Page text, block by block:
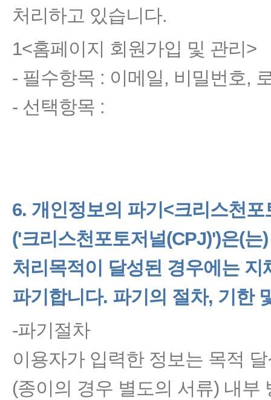
처리하고 있습니다.
1<홈페이지 회원가입 및 관리>
- 필수항목 : 이메일, 비밀번호,
- 선택항목 :
6. 개인정보의 파기 <크리스천포
('크리스천포토저널(CPJ)')은(는
처리목적이 달성된 경우에는
파기합니다. 파기의 절차, 기한
-파기절차
이용자가 입력한 정보는 목적
(종이의 경우 별도의 서류) 내부